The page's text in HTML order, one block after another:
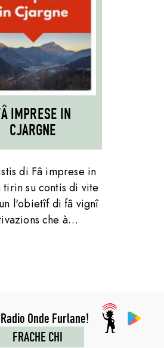
IMPRESE IN
CJARGNE
di Fâ imprese in
tirin su contis di vite
l'obietîf di fâ vignî
che à…
Onde Furlane!
FRACHE CHI